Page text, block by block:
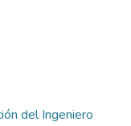
del Ingeniero